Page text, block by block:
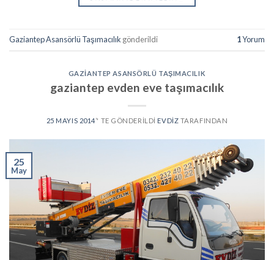
Gaziantep Asansörlü Taşımacılık gönderildi 1Yorum
GAZIANTEP ASANSÖRLÜ TAŞIMACILIK
gaziantep evden eve taşımacılık
25 MAYIS 2014’' TE GÖNDERILDI EVDIZ TARAFINDAN
25
May